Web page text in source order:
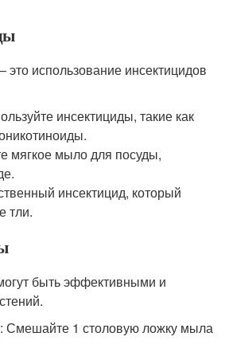
использование инсектицидов
инсектициды, такие как
мягкое мыло для посуды,
инсектицид, который
тли.
быть эффективными и
Смешайте 1 столовую ложку мыла